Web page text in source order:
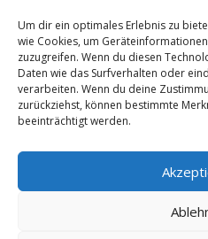
Um dir ein optimales Erlebnis zu
wie Cookies, um
zuzugreifen. Wenn du diesen
Daten wie das Surfverhalten oder
verarbeiten. Wenn du deine
zurückziehst, können bestimmte
beeinträchtigt werden.
Bilder 2026
Ergebnisse –
Ergebnisse – 24. MTB 2026
Instagram Kanal
Facebook Kanal
WhatsApp Kanal